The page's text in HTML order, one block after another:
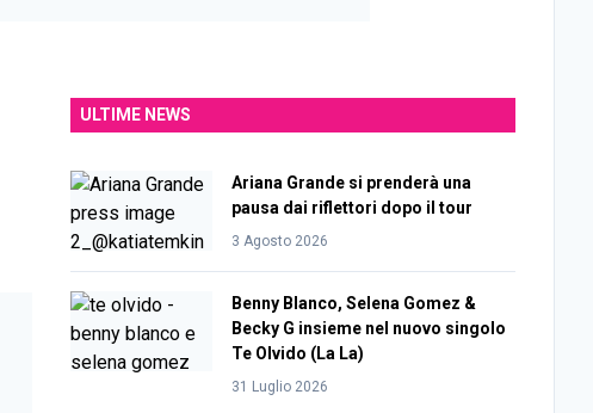
ULTIME NEWS
Ariana Grande si prenderà una
pausa dai riflettori dopo il tour
3 Agosto 2026
Benny Blanco, Selena Gomez &
Becky G insieme nel nuovo singolo
Te Olvido (La La)
31 Luglio 2026